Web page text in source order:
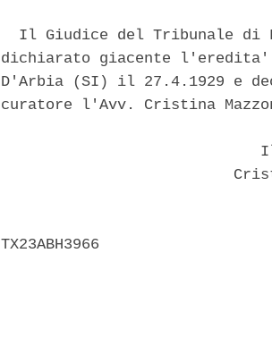
Il Giudice del Tribunale di
dichiarato giacente
D'Arbia (SI) il 27.4.1929 e
curatore l'Avv. Cristina